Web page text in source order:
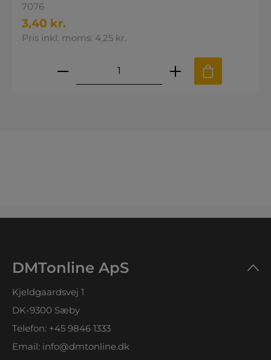
7076
3,40 kr.
Pris inkl. moms: 4,25 kr.
Produktmængde: Indtast den
DMTonline ApS
Kjeldgaardsvej 1
DK-9300 Sæby
Telefon: +45 9846 1333
Email: info@dmtonline.dk